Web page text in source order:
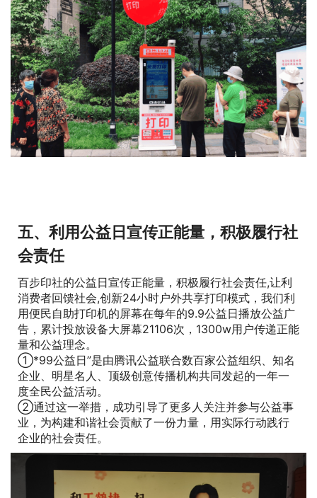
品牌形象。
五、利用公益日宣传正能量，积极履行社
会责任
百步印社的公益日宣传正能量，积极履行社会责任,让利
消费者回馈社会,创新24小时户外共享打印模式
用便民自助打印机的屏幕在每年的9.9公益日播放公益广
告，累计投放设备大屏幕21106次，1300w用户传递正能
量和公益理念。
①*99公益日”是由腾讯公益联合数百家公益组织、知名
企业、明星名人、顶级创意传播机构共同发起的一年一
度全民公益活动。
②通过这一举措，成功引导了更多人关注并参与公益事
业，为构建和谐社会贡献了一份力量，用实际行动践行
企业的社会责任。